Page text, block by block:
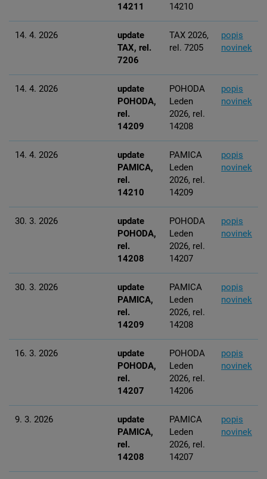
14211
14210
14. 4. 2026
update
TAX, rel.
7206
TAX 2026,
rel. 7205
popis
novinek
14. 4. 2026
update
POHODA,
rel.
14209
POHODA
Leden
2026, rel.
14208
popis
novinek
14. 4. 2026
update
PAMICA,
rel.
14210
PAMICA
Leden
2026, rel.
14209
popis
novinek
30. 3. 2026
update
POHODA,
rel.
14208
POHODA
Leden
2026, rel.
14207
popis
novinek
30. 3. 2026
update
PAMICA,
rel.
14209
PAMICA
Leden
2026, rel.
14208
popis
novinek
16. 3. 2026
update
POHODA,
rel.
14207
POHODA
Leden
2026, rel.
14206
popis
novinek
9. 3. 2026
update
PAMICA,
rel.
14208
PAMICA
Leden
2026, rel.
14207
popis
novinek